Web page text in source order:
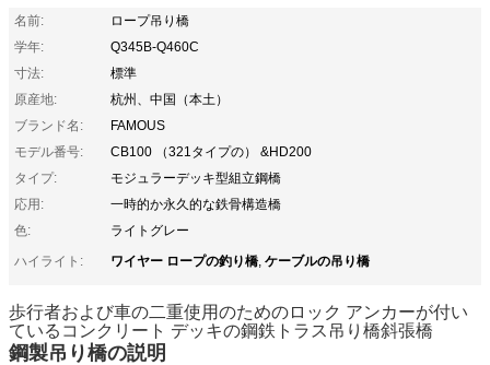
名前:
ロープ吊り橋
学年:
Q345B-Q460C
寸法:
標準
原産地:
杭州、中国（本土）
ブランド名:
FAMOUS
モデル番号:
CB100 （321タイプの） &HD200
タイプ:
モジュラーデッキ型組立鋼橋
応用:
一時的か永久的な鉄骨構造橋
色:
ライトグレー
ハイライト:
ワイヤー ロープの釣り橋, ケーブルの吊り橋
歩行者および車の二重使用のためのロック アンカーが付い
ているコンクリート デッキの鋼鉄トラス吊り橋斜張橋
鋼製吊り橋の説明